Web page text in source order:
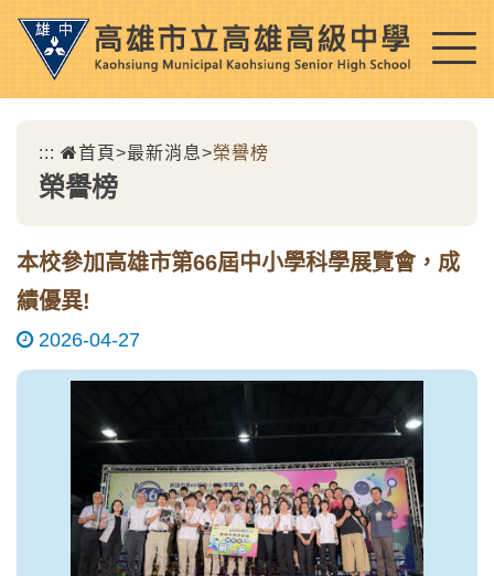
跳
要
榮譽榜
::: 首頁>最新消息>榮譽榜
本校參加高雄市第66屆中小學科學展覽會，成
績優異!
2026-04-27